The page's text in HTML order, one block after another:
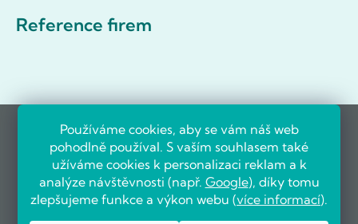
Používáme cookies, aby se vám náš web
pohodlně používal. S vaším souhlasem také
užíváme cookies k personalizaci reklam a k
analýze návštěvnosti (např. Google), díky tomu
zlepšujeme funkce a výkon webu (více informací).
Reference firem